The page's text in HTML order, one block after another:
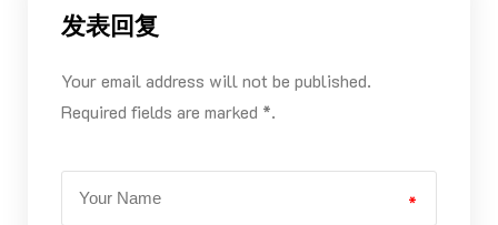
发表回复
Your email address will not be published.
Required fields are marked *.
*